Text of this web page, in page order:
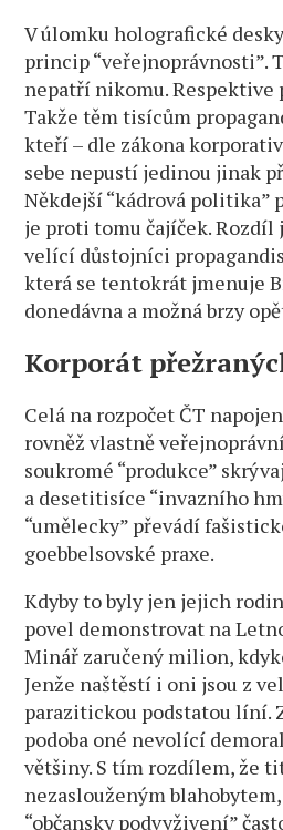
V úlomku holografické
princip “veřejnoprávnosti”.
nepatří nikomu. Respektive
Takže těm tisícům
kteří – dle zákona
sebe nepustí jedinou jinak
Někdejší “kádrová politika”
je proti tomu čajíček. Rozdíl
velící důstojníci
která se tentokrát jmenuje
donedávna a možná brzy
Korporát
Celá na rozpočet ČT
rovněž vlastně
soukromé “produkce”
a desetitisíce “invazního
“umělecky” převádí
goebbelsovské praxe.
Kdyby to byly jen jejich
povel demonstrovat na
Minář zaručený milion,
Jenže naštěstí i oni jsou z
parazitickou podstatou líní.
podoba oné nevolící
většiny. S tím rozdílem, že
nezaslouženým
“občansky podvyživení”